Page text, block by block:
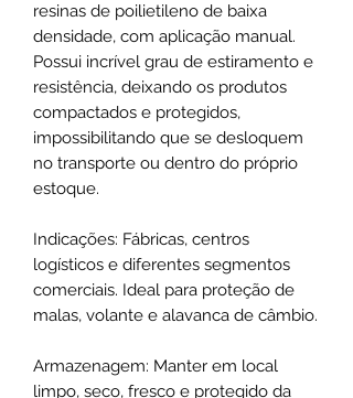
resinas de poilietileno de baixa
densidade, com aplicação manual.
Possui incrível grau de estiramento e
resistência, deixando os produtos
compactados e protegidos,
impossibilitando que se desloquem
no transporte ou dentro do próprio
estoque.
Indicações: Fábricas, centros
logísticos e diferentes segmentos
comerciais. Ideal para proteção de
malas, volante e alavanca de câmbio.
Armazenagem: Manter em local
limpo, seco, fresco e protegido da